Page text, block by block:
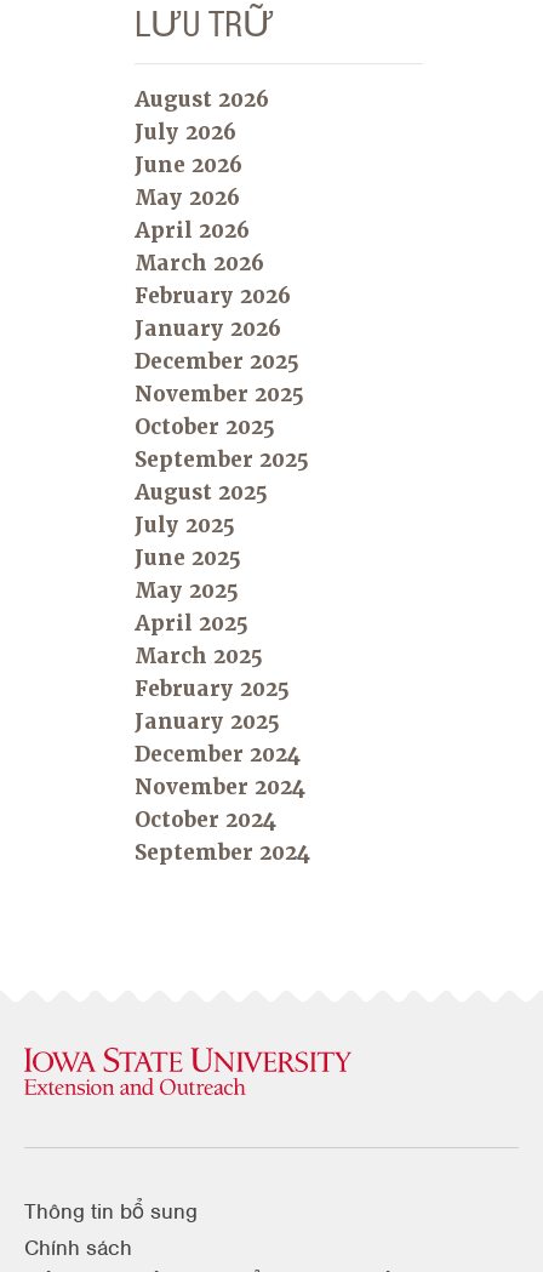
LƯU TRỮ
August 2026
July 2026
June 2026
May 2026
April 2026
March 2026
February 2026
January 2026
December 2025
November 2025
October 2025
September 2025
August 2025
July 2025
June 2025
May 2025
April 2025
March 2025
February 2025
January 2025
December 2024
November 2024
October 2024
September 2024
Thông tin bổ sung
Chính sách